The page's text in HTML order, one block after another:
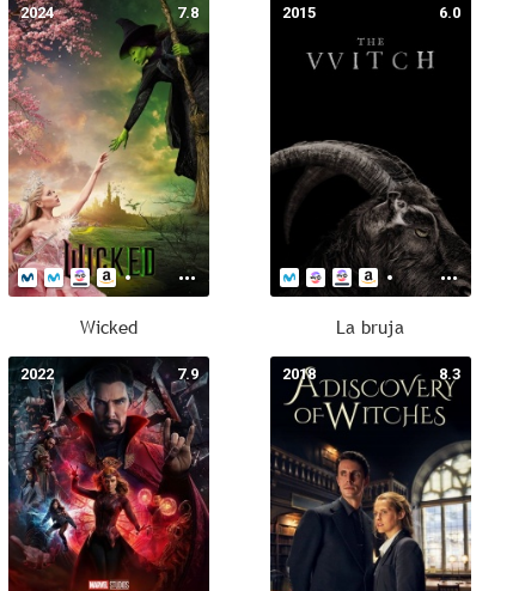
7.8
2024
Wicked
6.0
2015
La bruja
7.9
2022 8.3
2018